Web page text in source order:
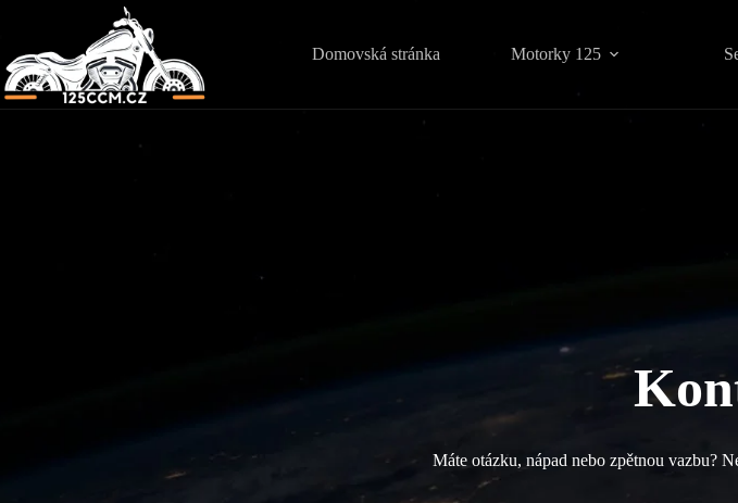
Domovská stránka Motorky 125
Máte otázku, nápad nebo zpětnou vazbu?